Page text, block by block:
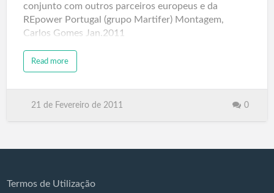
conjunto com outros parceiros europeus e da
REpower Portugal (grupo Martifer) Montagem,
Carlos Gomes Jan.2011
Read more
21 de Fevereiro de 2011 0
Termos de Utilização